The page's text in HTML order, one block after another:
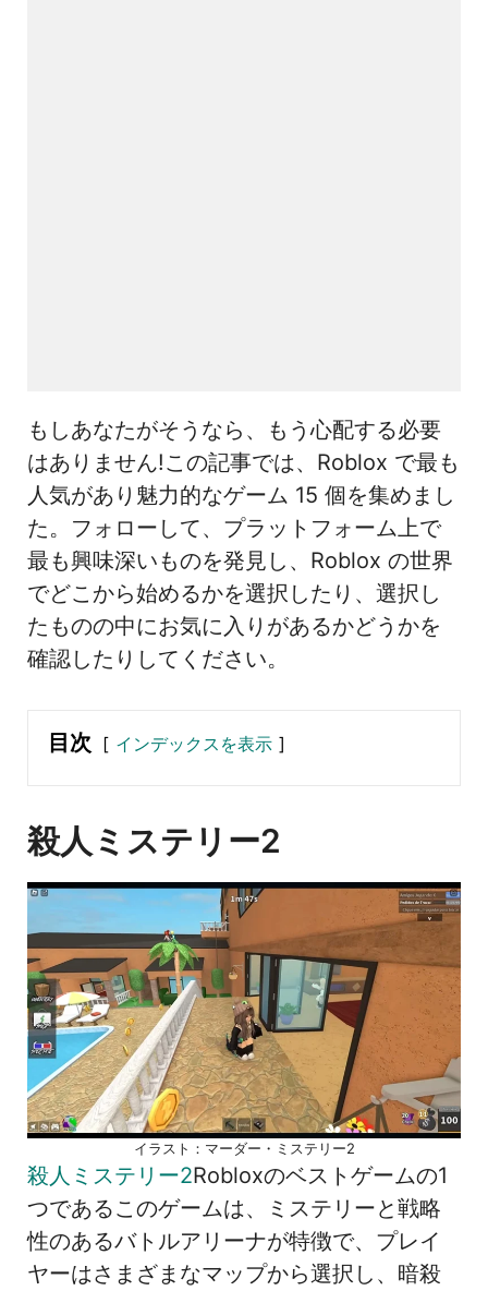
もしあなたがそうなら、もう心配する必要
はありません!この記事では、Roblox で最も
人気があり魅力的なゲーム 15 個を集めまし
た。フォローして、プラットフォーム上で
最も興味深いものを発見し、Roblox の世界
でどこから始めるかを選択したり、選択し
たものの中にお気に入りがあるかどうかを
確認したりしてください。
目次 インデックスを表示
殺人ミステリー2
イラスト：マーダー・ミステリー2
殺人ミステリー2Robloxのベストゲームの1
つであるこのゲームは、ミステリーと戦略
性のあるバトルアリーナが特徴で、プレイ
ヤーはさまざまなマップから選択し、暗殺